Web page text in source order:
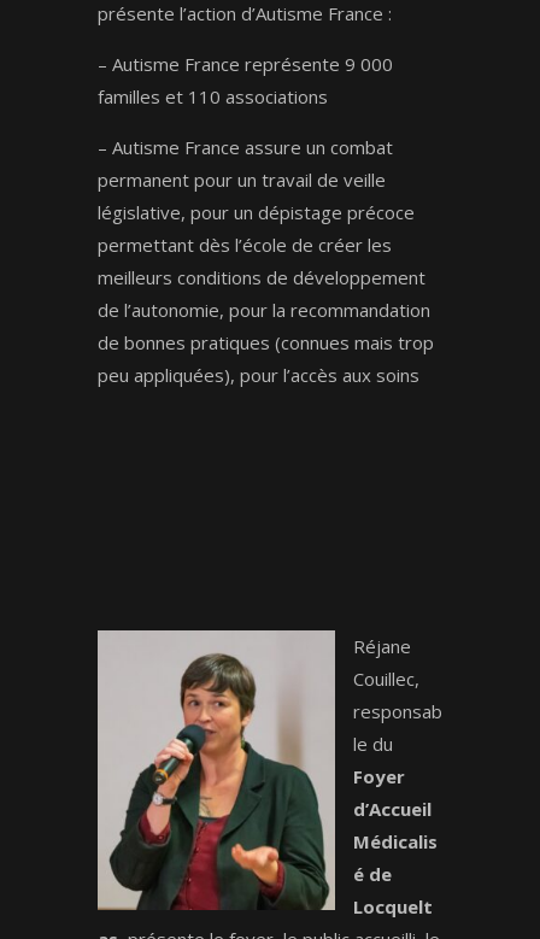
présente l’action d’Autisme France :
– Autisme France représente 9 000
familles et 110 associations
– Autisme France assure un combat
permanent pour un travail de veille
législative, pour un dépistage précoce
permettant dès l’école de créer les
meilleurs conditions de développement
de l’autonomie, pour la recommandation
de bonnes pratiques (connues mais trop
peu appliquées), pour l’accès aux soins
Réjane
Couillec,
responsab
le du
Foyer
d’Accueil
Médicalis
é de
Locquelt